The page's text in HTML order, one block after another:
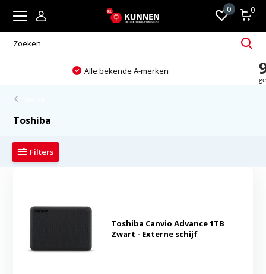
0 0
Altijd passend en persoonlijk advies
Toshiba
Filters
Toshiba Canvio Advance 1TB
Zwart - Externe schijf